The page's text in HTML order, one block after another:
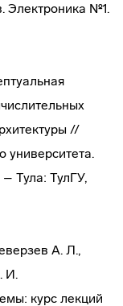
Электроника №1.
//
университета.
– Тула: ТулГУ,
А. Л.,
И.
курс лекций